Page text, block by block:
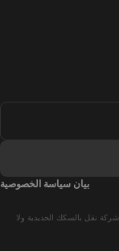
نقل بالسكك الحديدية ولا
بيان سياسة الخصوصية